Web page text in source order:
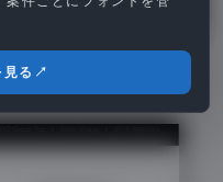
ッター
る ↗